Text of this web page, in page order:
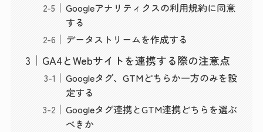
Googleアナリティクスの利用規約に同意
する
データストリームを作成する
GA4とWebサイトを連携する際の注意点
Googleタグ、GTMどちらか一方のみを設
定する
Googleタグ連携とGTM連携どちらを選ぶ
べきか